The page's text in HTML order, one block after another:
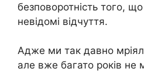
безповоротність того, що
невідомі відчуття.
Адже ми так давно
але вже багато років не